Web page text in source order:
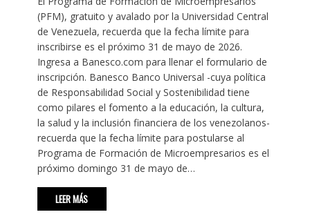
(PFM), gratuito y avalado por la Universidad Central
de Venezuela, recuerda que la fecha límite para
inscribirse es el próximo 31 de mayo de 2026.
Ingresa a Banesco.com para llenar el formulario de
inscripción. Banesco Banco Universal -cuya política
de Responsabilidad Social y Sostenibilidad tiene
como pilares el fomento a la educación, la cultura,
la salud y la inclusión financiera de los venezolanos-
recuerda que la fecha límite para postularse al
Programa de Formación de Microempresarios es el
próximo domingo 31 de mayo de…
LEER MÁS